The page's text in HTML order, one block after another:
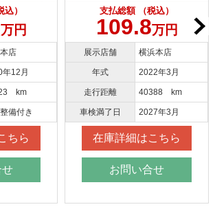
）
万円
店
年12月
km
備付き
ちら
せ
支払総額 （税込）
109.8万円
展示店舗 横浜本店
年式 2022年3月
走行距離 40388 km
車検満了日 2027年3月
在庫詳細はこちら
お問い合せ